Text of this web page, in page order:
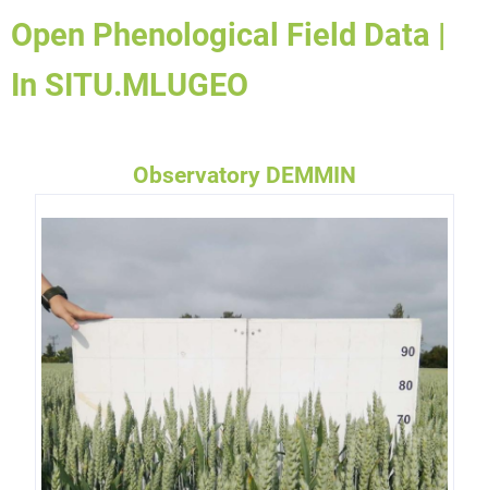
Open Phenological Field Data |
In SITU.MLUGEO
Observatory DEMMIN